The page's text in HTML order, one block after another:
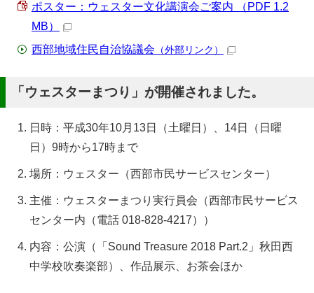
ポスター：ウェスター文化講演会ご案内 （PDF 1.2
MB）
西部地域住民自治協議会 （外部リンク）
「ウェスターまつり」が開催されました。
日時：平成30年10月13日（土曜日）、14日（日曜
日）9時から17時まで
場所：ウェスター（西部市民サービスセンター）
主催：ウェスターまつり実行員会（西部市民サービス
センター内（電話 018-828-4217））
内容：公演（「Sound Treasure 2018 Part.2」秋田西
中学校吹奏楽部）、作品展示、お茶会ほか